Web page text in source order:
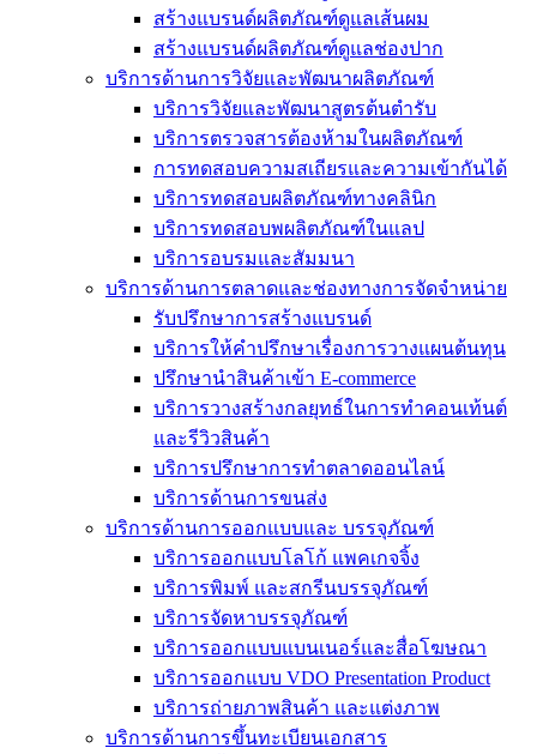
สร้างแบรนด์ผลิตภัณฑ์ดูแลเส้นผม
สร้างแบรนด์ผลิตภัณฑ์ดูแลช่องปาก
บริการด้านการวิจัยและพัฒนาผลิตภัณฑ์
บริการวิจัยและพัฒนาสูตรต้นตำรับ
บริการตรวจสารต้องห้ามในผลิตภัณฑ์
การทดสอบความสเถียรและความเข้ากันได้
บริการทดสอบผลิตภัณฑ์ทางคลินิก
บริการทดสอบพผลิตภัณฑ์ในแลป
บริการอบรมและสัมมนา
บริการด้านการตลาดและช่องทางการจัดจำหน่าย
รับปรึกษาการสร้างแบรนด์
บริการให้คำปรึกษาเรื่องการวางแผนต้นทุน
ปรึกษานำสินค้าเข้า E-commerce
บริการวางสร้างกลยุทธ์ในการทำคอนเท้นต์
และรีวิวสินค้า
บริการปรึกษาการทำตลาดออนไลน์
บริการด้านการขนส่ง
บริการด้านการออกแบบและ บรรจุภัณฑ์
บริการออกแบบโลโก้ แพคเกจจิ้ง
บริการพิมพ์ และสกรีนบรรจุภัณฑ์
บริการจัดหาบรรจุภัณฑ์
บริการออกแบบแบนเนอร์และสื่อโฆษณา
บริการออกแบบ VDO Presentation Product
บริการถ่ายภาพสินค้า และแต่งภาพ
บริการด้านการขึ้นทะเบียนเอกสาร